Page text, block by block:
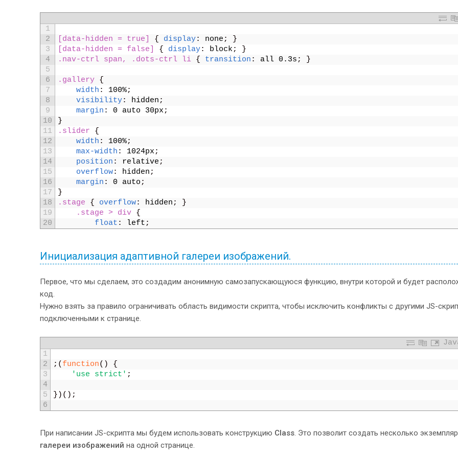
1
2
3
4
5
6
7
8
9
10
11
12
13
14
15
16
17
18
19
20
23
24
26
27
28
29
30
31
33
34
35
36
37
38
41
42
[data-hidden = true] { display: none ;
}
[data-hidden = false] { display: block ;
}
.nav-ctrl span, .dots-ctrl li { transition : all 0.3s ; }
.gallery {
width : 100%;
visibility: hidden ;
margin : 0 auto 30px ;
}
.slider {
width : 100%;
max-width : 1024px ;
position : relative ;
overflow: hidden ;
margin : 0 auto ;
}
.stage { overflow: hidden ;
}
.stage > div {
float : left ;
.stage > div img {
width: 100%;
}
.control {
width : 100%;
: relative
}
margin-top
font-size : 12px;
line-height: 30px;
Инициализация адаптивной галереи изображений.
Первое, что мы сделаем, это создадим анонимную самозапускающуюся функцию, внутри которой и будет
код.
Нужно взять за правило ограничивать область видимости скрипта, чтобы исключить конфликты с другими JS-
подключенными к странице.
1
2
3
4
5
6
; ( function( )
{
'use strict' ;
} ) ( ) ;
При написании JS-скрипта мы будем использовать конструкцию Class . Это позволит создать несколько
галереи изображений на одной странице.